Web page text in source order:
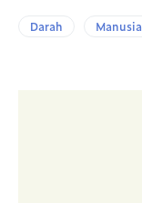
Darah Manusia